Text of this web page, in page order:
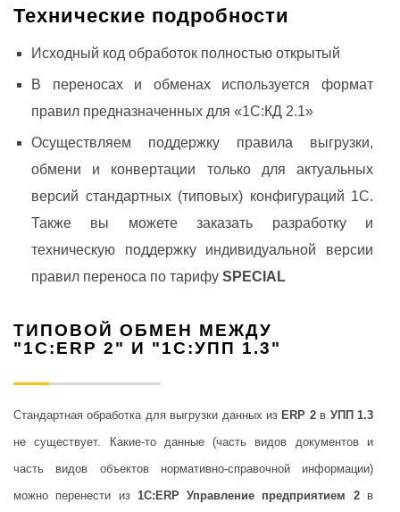
Технические подробности
Исходный код обработок полностью открытый
В переносах и обменах используется формат
правил предназначенных для «1С:КД 2.1»
Осуществляем поддержку правила выгрузки,
обмени и конвертации только для актуальных
версий стандартных (типовых) конфигураций 1С.
Также вы можете заказать разработку и
техническую поддержку индивидуальной версии
правил переноса по тарифу SPECIAL
ТИПОВОЙ ОБМЕН МЕЖДУ
"1С:ERP 2" И "1С:УПП 1.3"
Стандартная обработка для выгрузки данных из ERP 2в УПП 1.3
не существует. Какие-то данные (часть видов документов и
часть видов объектов нормативно-справочной информации)
можно перенести из 1С:ERP Управление предприятием 2в